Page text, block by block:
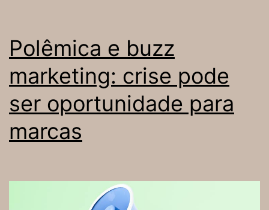
Polêmica e buzz
marketing: crise pode
ser oportunidade para
marcas